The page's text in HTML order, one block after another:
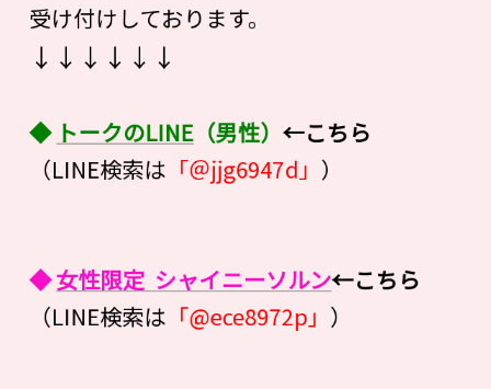
受け付けしております。
↓↓↓↓↓↓
◆ トークのLINE（男性） ←こちら
（LINE検索は 「＠jjg6947d」 ）
◆女性限定 シャイニーソルン←こちら
（LINE検索は 「@ece8972p」 ）